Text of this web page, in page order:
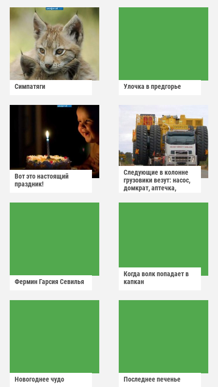
Симпатяги Улочка в предгорье
Вот это настоящий
праздник!
Следующие в колонне
грузовики везут: насос,
домкрат, аптечка,
Фермин Гарсия Севилья
Когда волк попадает в
капкан
Новогоднее чудо Последнее печенье